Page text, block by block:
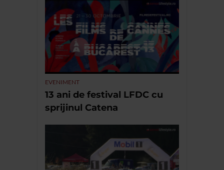
EVENIMENT
13 ani de festival LFDC cu
sprijinul Catena